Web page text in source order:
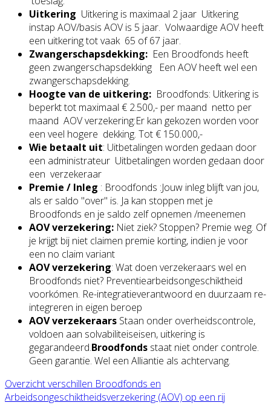
Uitkering Uitkering is maximaal 2 jaar Uitkering
instap AOV/basis AOV is 5 jaar. Volwaardige AOV heeft
een uitkering tot vaak 65 of 67 jaar.
Zwangerschapsdekking: Een Broodfonds heeft
geen zwangerschapsdekking Een AOV heeft wel een
zwangerschapsdekking.
Hoogte van de uitkering: Broodfonds: Uitkering is
beperkt tot maximaal € 2.500,- per maand netto per
maand AOV verzekering:Er kan gekozen worden voor
een veel hogere dekking. Tot € 150.000,-
Wie betaalt uit: Uitbetalingen worden gedaan door
een administrateur Uitbetalingen worden gedaan door
een verzekeraar
Premie / Inleg : Broodfonds :Jouw inleg blijft van jou,
als er saldo "over" is. Ja kan stoppen met je
Broodfonds en je saldo zelf opnemen /meenemen
AOV verzekering: Niet ziek? Stoppen? Premie weg. Of
je krijgt bij niet claimen premie korting, indien je voor
een no claim variant
AOV verzekering: Wat doen verzekeraars wel en
Broodfonds niet? Preventiearbeidsongeschiktheid
voorkómen. Re-integratieverantwoord en duurzaam re-
integreren in eigen beroep
AOV verzekeraars Staan onder overheidscontrole,
voldoen aan solvabiliteiseisen, uitkering is
gegarandeerd.Broodfonds staat niet onder controle.
Geen garantie. Wel een Alliantie als achtervang.
Overzicht verschillen Broodfonds en
Arbeidsongeschiktheidsverzekering (AOV) op een rij